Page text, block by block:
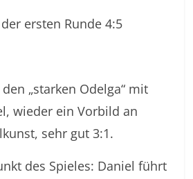
ersten Runde 4:5
„starken Odelga“ mit
wieder ein Vorbild an
sehr gut 3:1.
des Spieles: Daniel führt